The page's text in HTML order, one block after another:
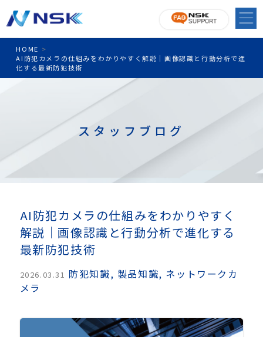
HOME >
AI防犯カメラの仕組みをわかりやすく解説｜画像認識と行動分析で進
化する最新防犯技術
スタッフブログ
AI防犯カメラの仕組みをわかりやすく
解説｜画像認識と行動分析で進化する
最新防犯技術
2026.03.31 防犯知識, 製品知識, ネットワークカ
メラ